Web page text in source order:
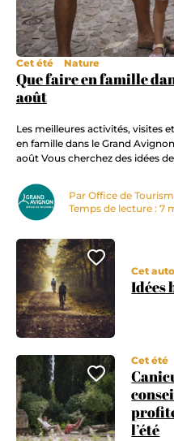
Que faire en famille
août
Cet été Nature
Les meilleures activités, visites
en famille dans le Grand
août Vous cherchez des idées
adaptées aux enfants, parcs de
Par Office de
Temps de lecture : 7
Idées
Cet
Ajouter
l’été
Cet été
Ajouter